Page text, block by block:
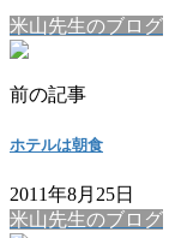
米山先生のブログ
前の記事
ホテルは朝食
2011年8月25日
米山先生のブログ